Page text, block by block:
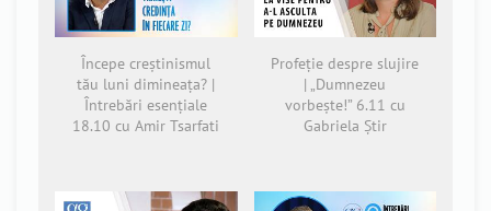
Începe creștinismul
tău luni dimineața? |
Întrebări esențiale
18.10 cu Amir Tsarfati
Profeție despre slujire
| „Dumnezeu
vorbește!” 6.11 cu
Gabriela Știr